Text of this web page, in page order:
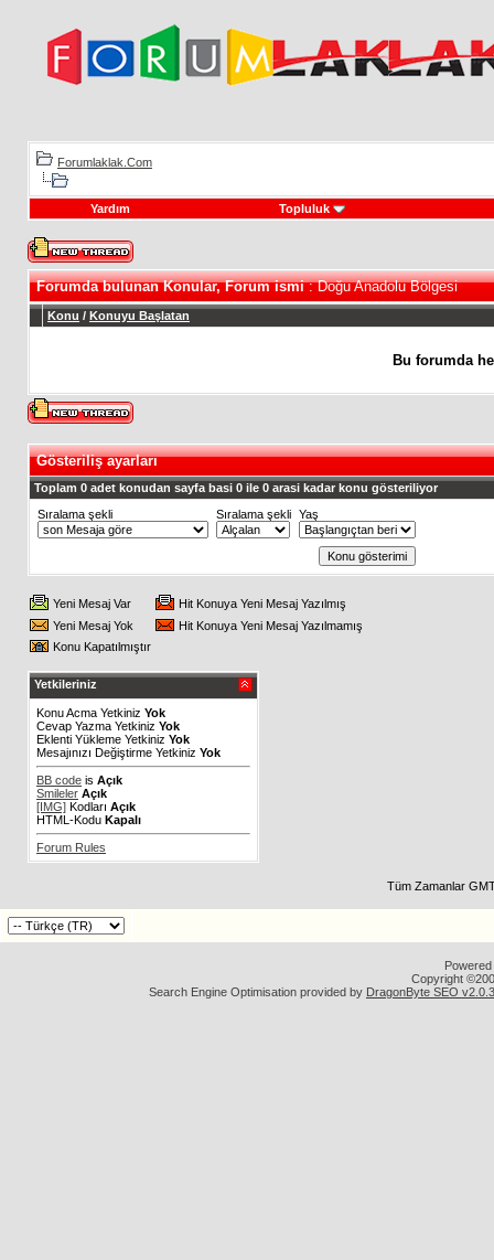
Forumlaklak.Com
Yardım Topluluk
Forumda bulunan Konular, Forum ismi: Doğu Anadolu Bölgesi
Konu / Konuyu Başlatan
Bu forumda
Gösteriliş ayarları
Toplam 0 adet konudan sayfa basi 0 ile 0 arasi kadar konu gösteriliyor
Sıralama şekli
Sıralama şekli Yaş
Yeni Mesaj Var
Hit Konuya Yeni Mesaj Yazılmış
Yeni Mesaj Yok
Hit Konuya Yeni Mesaj Yazılmamış
Konu Kapatılmıştır
Yetkileriniz
Konu Acma Yetkiniz Yok
Cevap Yazma Yetkiniz Yok
Eklenti Yükleme Yetkiniz Yok
Mesajınızı Değiştirme Yetkiniz Yok
BB code is Açık
Smileler Açık
[IMG] Kodları Açık
HTML-Kodu Kapalı
Forum Rules
Tüm Zamanlar
Copyright
Search Engine Optimisation provided by DragonByte SEO